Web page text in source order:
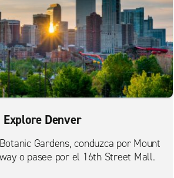
Collision
Line Pl.
Explore Denver
Gardens, conduzca por Mount
o pasee por el 16th Street Mall.